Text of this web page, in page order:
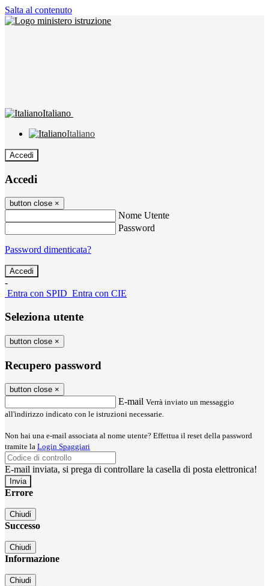
Salta al contenuto
Italiano
Italiano
Accedi
Accedi
button close ×
Nome Utente
Password
Password dimenticata?
-
Entra con SPID Entra con CIE
Seleziona utente
button close ×
Recupero password
button close ×
E-mail Verrà inviato un messaggio
all'indirizzo indicato con le istruzioni necessarie.
Non hai una e-mail associata al nome utente? Effettua il reset della password
tramite la Login Spaggiari
E-mail inviata, si prega di controllare la casella di posta elettronica!
Errore
Chiudi
Successo
Chiudi
Informazione
Chiudi